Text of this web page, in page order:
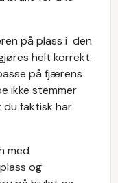
på plass i den
helt korrekt.
på fjærens
ikke stemmer
du faktisk har
med
og